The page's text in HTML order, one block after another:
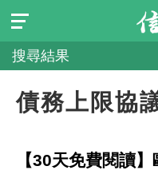
搜尋結果
債務上限協
【30天免費閱讀